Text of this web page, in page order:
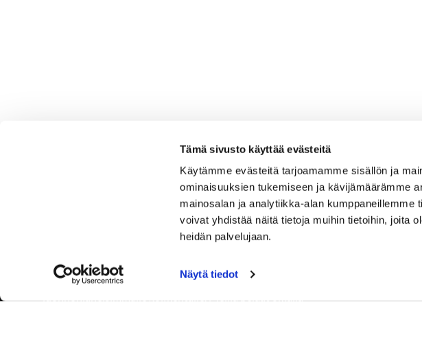
Tämä sivusto käyttää evästeitä
Käytämme evästeitä tarjoamamme sisällön ja
ominaisuuksien tukemiseen ja kävijämäärämme
mainosalan ja analytiikka-alan
voivat yhdistää näitä tietoja muihin tietoihin, joita
heidän palvelujaan.
Näytä tiedot
Tervetuloa Hartola Golfiin, Suomen ystävällisimmälle ja